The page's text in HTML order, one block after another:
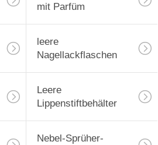
mit Parfüm
leere
Nagellackflaschen
Leere
Lippenstiftbehälter
Nebel-Sprüher-